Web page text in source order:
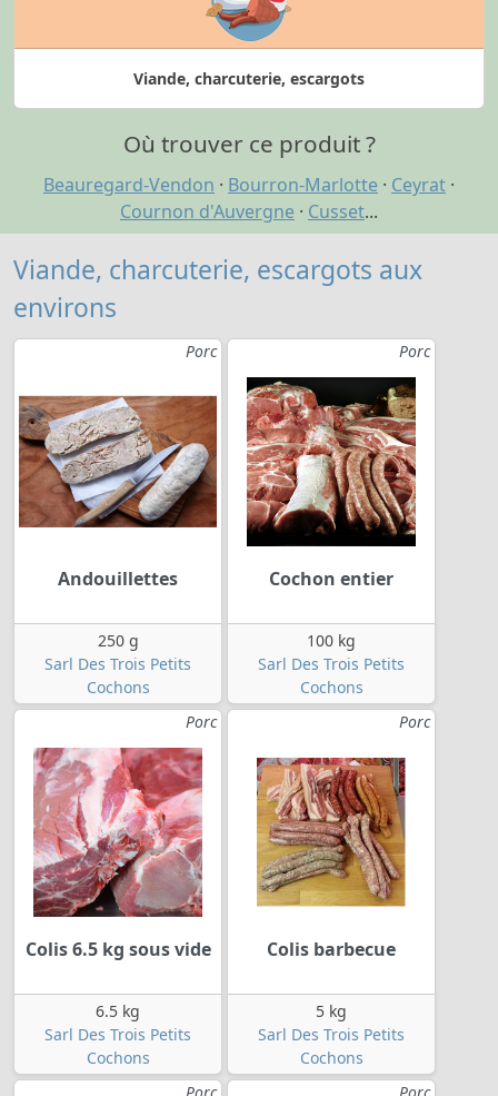
Viande, charcuterie, escargots
Où trouver ce produit ?
Beauregard-Vendon · Bourron-Marlotte · Ceyrat ·
Cournon d'Auvergne · Cusset...
Viande, charcuterie, escargots aux
environs
Porc
Andouillettes
250 g
Sarl Des Trois Petits
Cochons
Porc
Cochon entier
100 kg
Sarl Des Trois Petits
Cochons
Porc
Colis 6.5 kg sous vide
6.5 kg
Sarl Des Trois Petits
Cochons
Porc
Colis barbecue
5 kg
Sarl Des Trois Petits
Cochons